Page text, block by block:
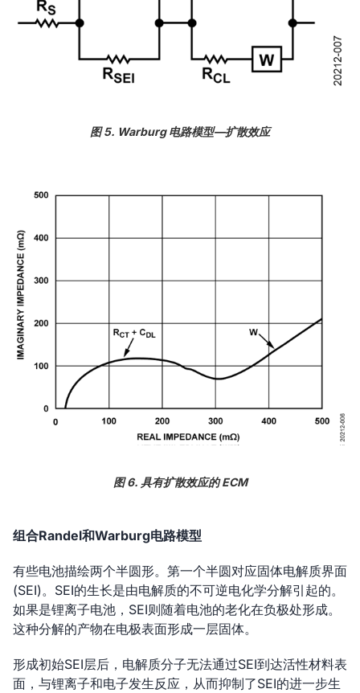
图 5. Warburg 电路模型—扩散效应
图 6. 具有扩散效应的 ECM
组合Randel和Warburg电路模型
有些电池描绘两个半圆形。第一个半圆对应固体电解质界面
(SEI)。SEI的生长是由电解质的不可逆电化学分解引起的。
如果是锂离子电池，SEI则随着电池的老化在负极处形成。
这种分解的产物在电极表面形成一层固体。
形成初始SEI层后，电解质分子无法通过SEI到达活性材料表
面，与锂离子和电子发生反应，从而抑制了SEI的进一步生